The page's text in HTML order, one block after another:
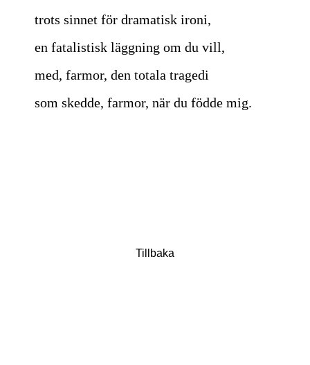
trots sinnet för dramatisk ironi,
en fatalistisk läggning om du vill,
med, farmor, den totala tragedi
som skedde, farmor, när du födde mig.
Tillbaka